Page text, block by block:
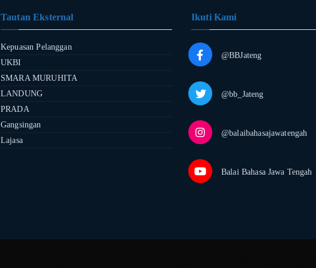
Tautan Eksternal
Kepuasan Pelanggan
UKBI
SMARA MURUHITA
LANDUNG
PRADA
Gangsingan
Lajasa
Ikuti Kami
@BBJateng
@bb_Jateng
@balaibahasajawatengah
Balai Bahasa Jawa Tengah